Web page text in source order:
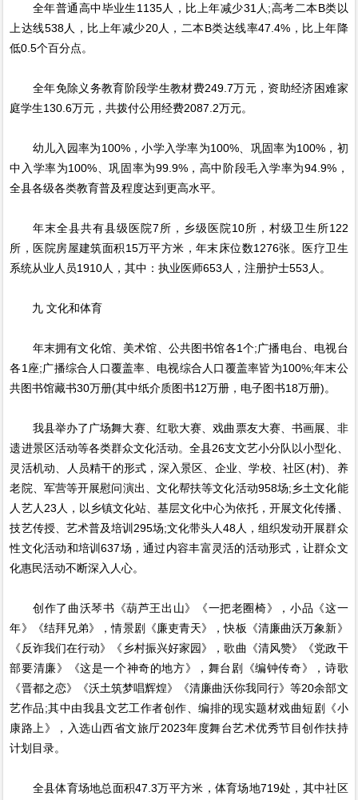
全年普通高中毕业生1135人，比上年减少31人;高考二本B类以
上达线538人，比上年减少20人，二本B类达线率47.4%，比上年降
低0.5个百分点。
全年免除义务教育阶段学生教材费249.7万元，资助经济困难家
庭学生130.6万元，共拨付公用经费2087.2万元。
幼儿入园率为100%，小学入学率为100%、巩固率为100%，初
中入学率为100%、巩固率为99.9%，高中阶段毛入学率为94.9%，
全县各级各类教育普及程度达到更高水平。
年末全县共有县级医院7所，乡级医院10所，村级卫生所122
所，医院房屋建筑面积15万平方米，年末床位数1276张。医疗卫生
系统从业人员1910人，其中：执业医师653人，注册护士553人。
九 文化和体育
年末拥有文化馆、美术馆、公共图书馆各1个;广播电台、电视台
各1座;广播综合人口覆盖率、电视综合人口覆盖率皆为100%;年末公
共图书馆藏书30万册(其中纸介质图书12万册，电子图书18万册)。
我县举办了广场舞大赛、红歌大赛、戏曲票友大赛、书画展、非
遗进景区活动等各类群众文化活动。全县26支文艺小分队以小型化、
灵活机动、人员精干的形式，深入景区、企业、学校、社区(村)、养
老院、军营等开展慰问演出、文化帮扶等文化活动958场;乡土文化能
人艺人23人，以乡镇文化站、基层文化中心为依托，开展文化传播、
技艺传授、艺术普及培训295场;文化带头人48人，组织发动开展群众
性文化活动和培训637场，通过内容丰富灵活的活动形式，让群众文
化惠民活动不断深入人心。
创作了曲沃琴书《葫芦王出山》《一把老圈椅》，小品《这一
年》《结拜兄弟》，情景剧《廉吏青天》，快板《清廉曲沃万象新》
《反诈我们在行动》《乡村振兴好家园》，歌曲《清风赞》《党政干
部要清廉》《这是一个神奇的地方》，舞台剧《编钟传奇》，诗歌
《晋都之恋》《沃土筑梦唱辉煌》《清廉曲沃你我同行》等20余部文
艺作品;其中由我县文艺工作者创作、编排的现实题材戏曲短剧《小
康路上》，入选山西省文旅厅2023年度舞台艺术优秀节目创作扶持
计划目录。
全县体育场地总面积47.3万平方米，体育场地719处，其中社区